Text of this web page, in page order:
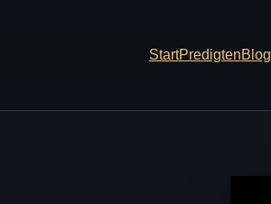
StartPredigtenBlog